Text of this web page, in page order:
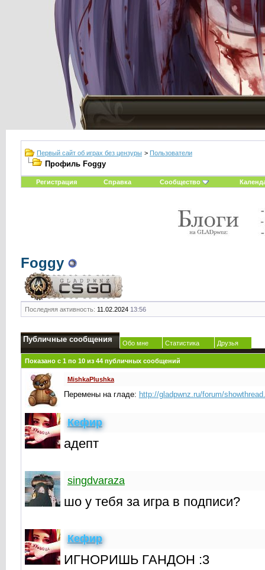
Первый сайт об играх без цензуры > Пользователи
Профиль Foggy
Регистрация Справка Сообщество
Foggy
Последняя активность: 11.02.2024 13:56
Публичные сообщения Обо мне Статистика Друзья
Показано с 1 по 10из 44публичных сообщений
MishkaPlushka
Перемены на гладе: http://gladpwnz.ru/forum/
Кефир
адепт
singdvaraza
шо у тебя за игра в подписи?
Кефир
ИГНОРИШЬ ГАНДОН :3